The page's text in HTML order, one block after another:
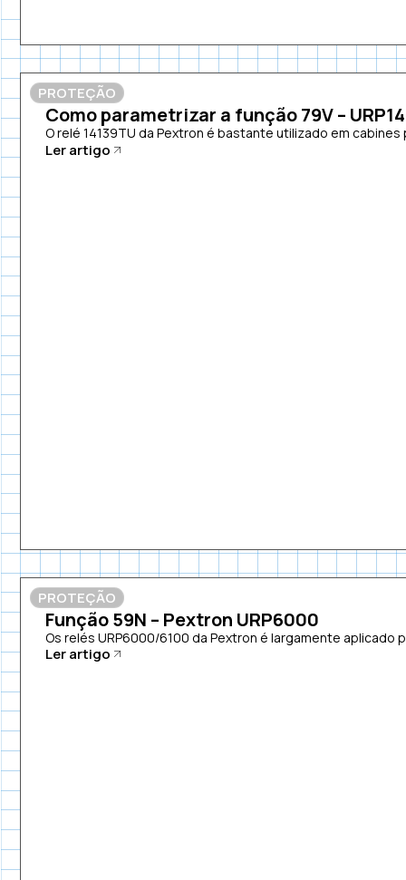
PROTEÇÃO
Como parametrizar a função 79V –
O relé 14139TU da Pextron é bastante utilizado em cabines
Ler artigo
PROTEÇÃO
Função 59N – Pextron URP6000
Os relés URP6000/6100 da Pextron é largamente aplicado
Ler artigo